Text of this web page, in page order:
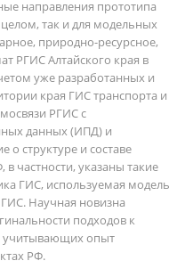
направления прототипа
так и для модельных
природно-ресурсное,
РГИС Алтайского края в
уже разработанных и
края ГИС транспорта и
РГИС с
данных (ИПД) и
о структуре и составе
частности, указаны такие
ГИС, используемая модель
Научная новизна
подходов к
учитывающих опыт
РФ.